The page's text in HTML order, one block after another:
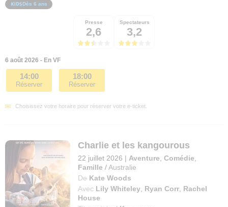
Dès 6 ans
Presse
2,6
Spectateurs
3,2
6 août 2026 - En VF
14:00
Réserver
18:00
Réserver
Choisissez votre horaire pour réserver votre e-ticket.
Charlie et les kangourous
22 juillet 2026 | Aventure ,Comédie
Famille / Australie
De Kate Woods
Avec Lily Whiteley Ryan Corr Rachel
House